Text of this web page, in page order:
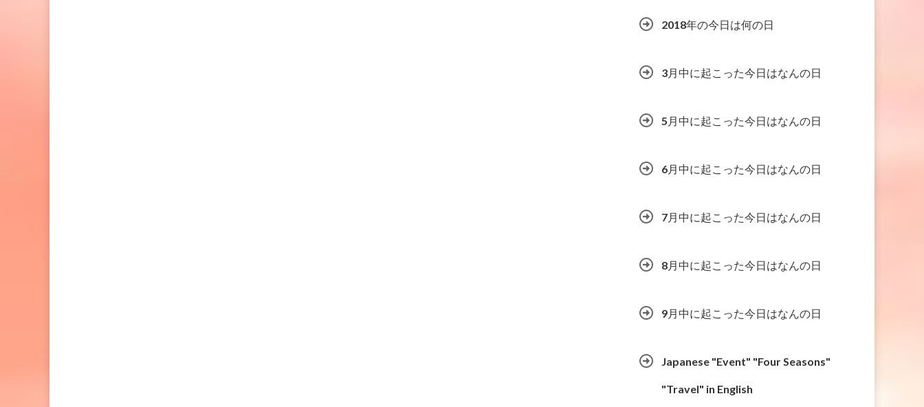
2018年の今日は何の日
3月中に起こった今日はなんの日
5月中に起こった今日はなんの日
6月中に起こった今日はなんの日
7月中に起こった今日はなんの日
8月中に起こった今日はなんの日
9月中に起こった今日はなんの日
Japanese "Event" "Four Seasons"
"Travel" in English